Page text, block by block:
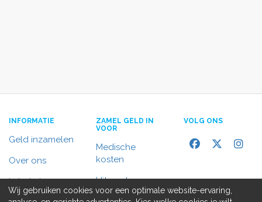
INFORMATIE
Geld inzamelen
Over ons
In het nieuws
ZAMEL GELD IN
VOOR
Medische
kosten
Uitvaart
VOLG ONS
Wij gebruiken cookies voor een optimale website-ervaring,